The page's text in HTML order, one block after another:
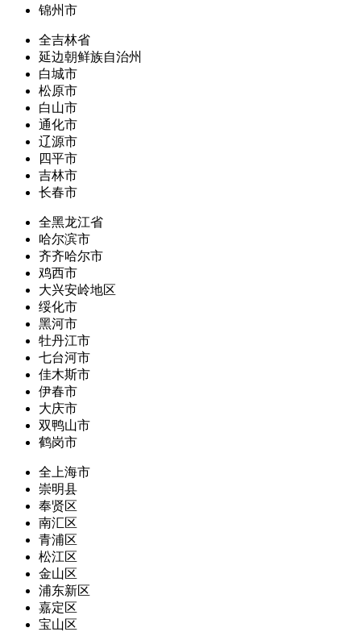
锦州市
全吉林省
延边朝鲜族自治州
白城市
松原市
白山市
通化市
辽源市
四平市
吉林市
长春市
全黑龙江省
哈尔滨市
齐齐哈尔市
鸡西市
大兴安岭地区
绥化市
黑河市
牡丹江市
七台河市
佳木斯市
伊春市
大庆市
双鸭山市
鹤岗市
全上海市
崇明县
奉贤区
南汇区
青浦区
松江区
金山区
浦东新区
嘉定区
宝山区